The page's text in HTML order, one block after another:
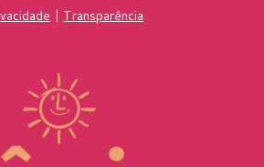
| Transparência